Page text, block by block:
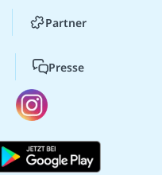
Partner
Presse